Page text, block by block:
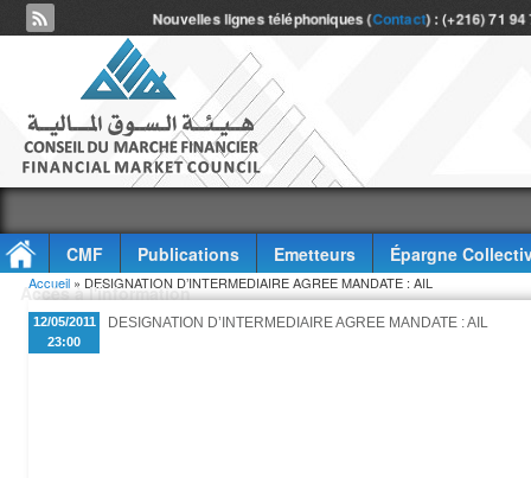
Nouvelles lignes téléphoniques (Contact) : (+216) 71
CMF Publications Emetteurs
Épargne
Accès à l'information
Vous êtes ici
Accueil » DESIGNATION D’INTERMEDIAIRE AGREE MANDATE : AIL
12/05/2011
23:00
DESIGNATION D’INTERMEDIAIRE AGREE MANDATE : AIL